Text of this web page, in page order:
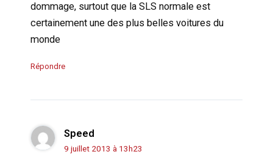
dommage, surtout que la SLS normale est
certainement une des plus belles voitures du
monde
Répondre
Speed
9 juillet 2013 à 13h23